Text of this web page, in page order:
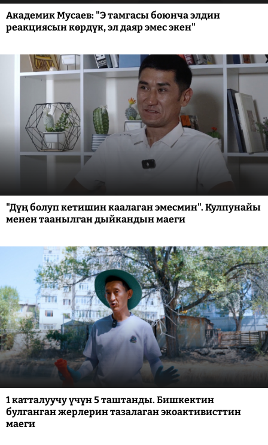
Академик Мусаев: "Э тамгасы боюнча элдин
реакциясын көрдүк, эл даяр эмес экен"
"Дүң болуп кетишин каалаган эмесмин". Кулпунайы
менен таанылган дыйкандын маеги
1 катталуучу үчүн 5 таштанды. Бишкектин
булганган жерлерин тазалаган экоактивисттин
маеги